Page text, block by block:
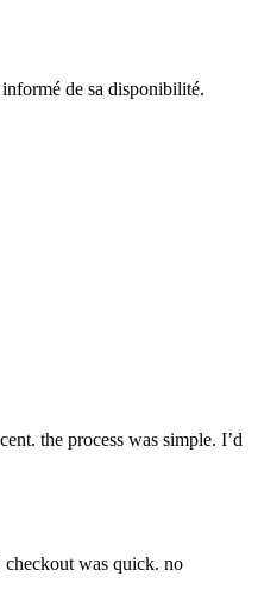
de sa disponibilité.
the process was simple. I’d
was quick. no